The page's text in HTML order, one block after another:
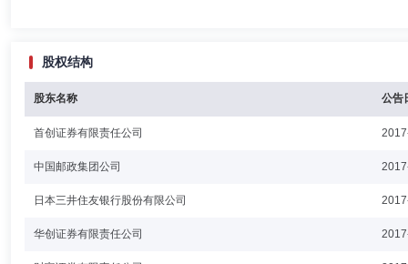
股权结构
股东名称 公告
首创证券有限责任公司
中国邮政集团公司
日本三井住友银行股份有限公司
华创证券有限责任公司